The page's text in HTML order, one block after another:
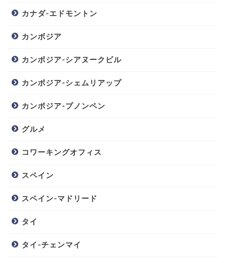
カナダ-エドモントン
カンボジア
カンボジア-シアヌークビル
カンボジア-シェムリアップ
カンボジア-プノンペン
グルメ
コワーキングオフィス
スペイン
スペイン-マドリード
タイ
タイ-チェンマイ